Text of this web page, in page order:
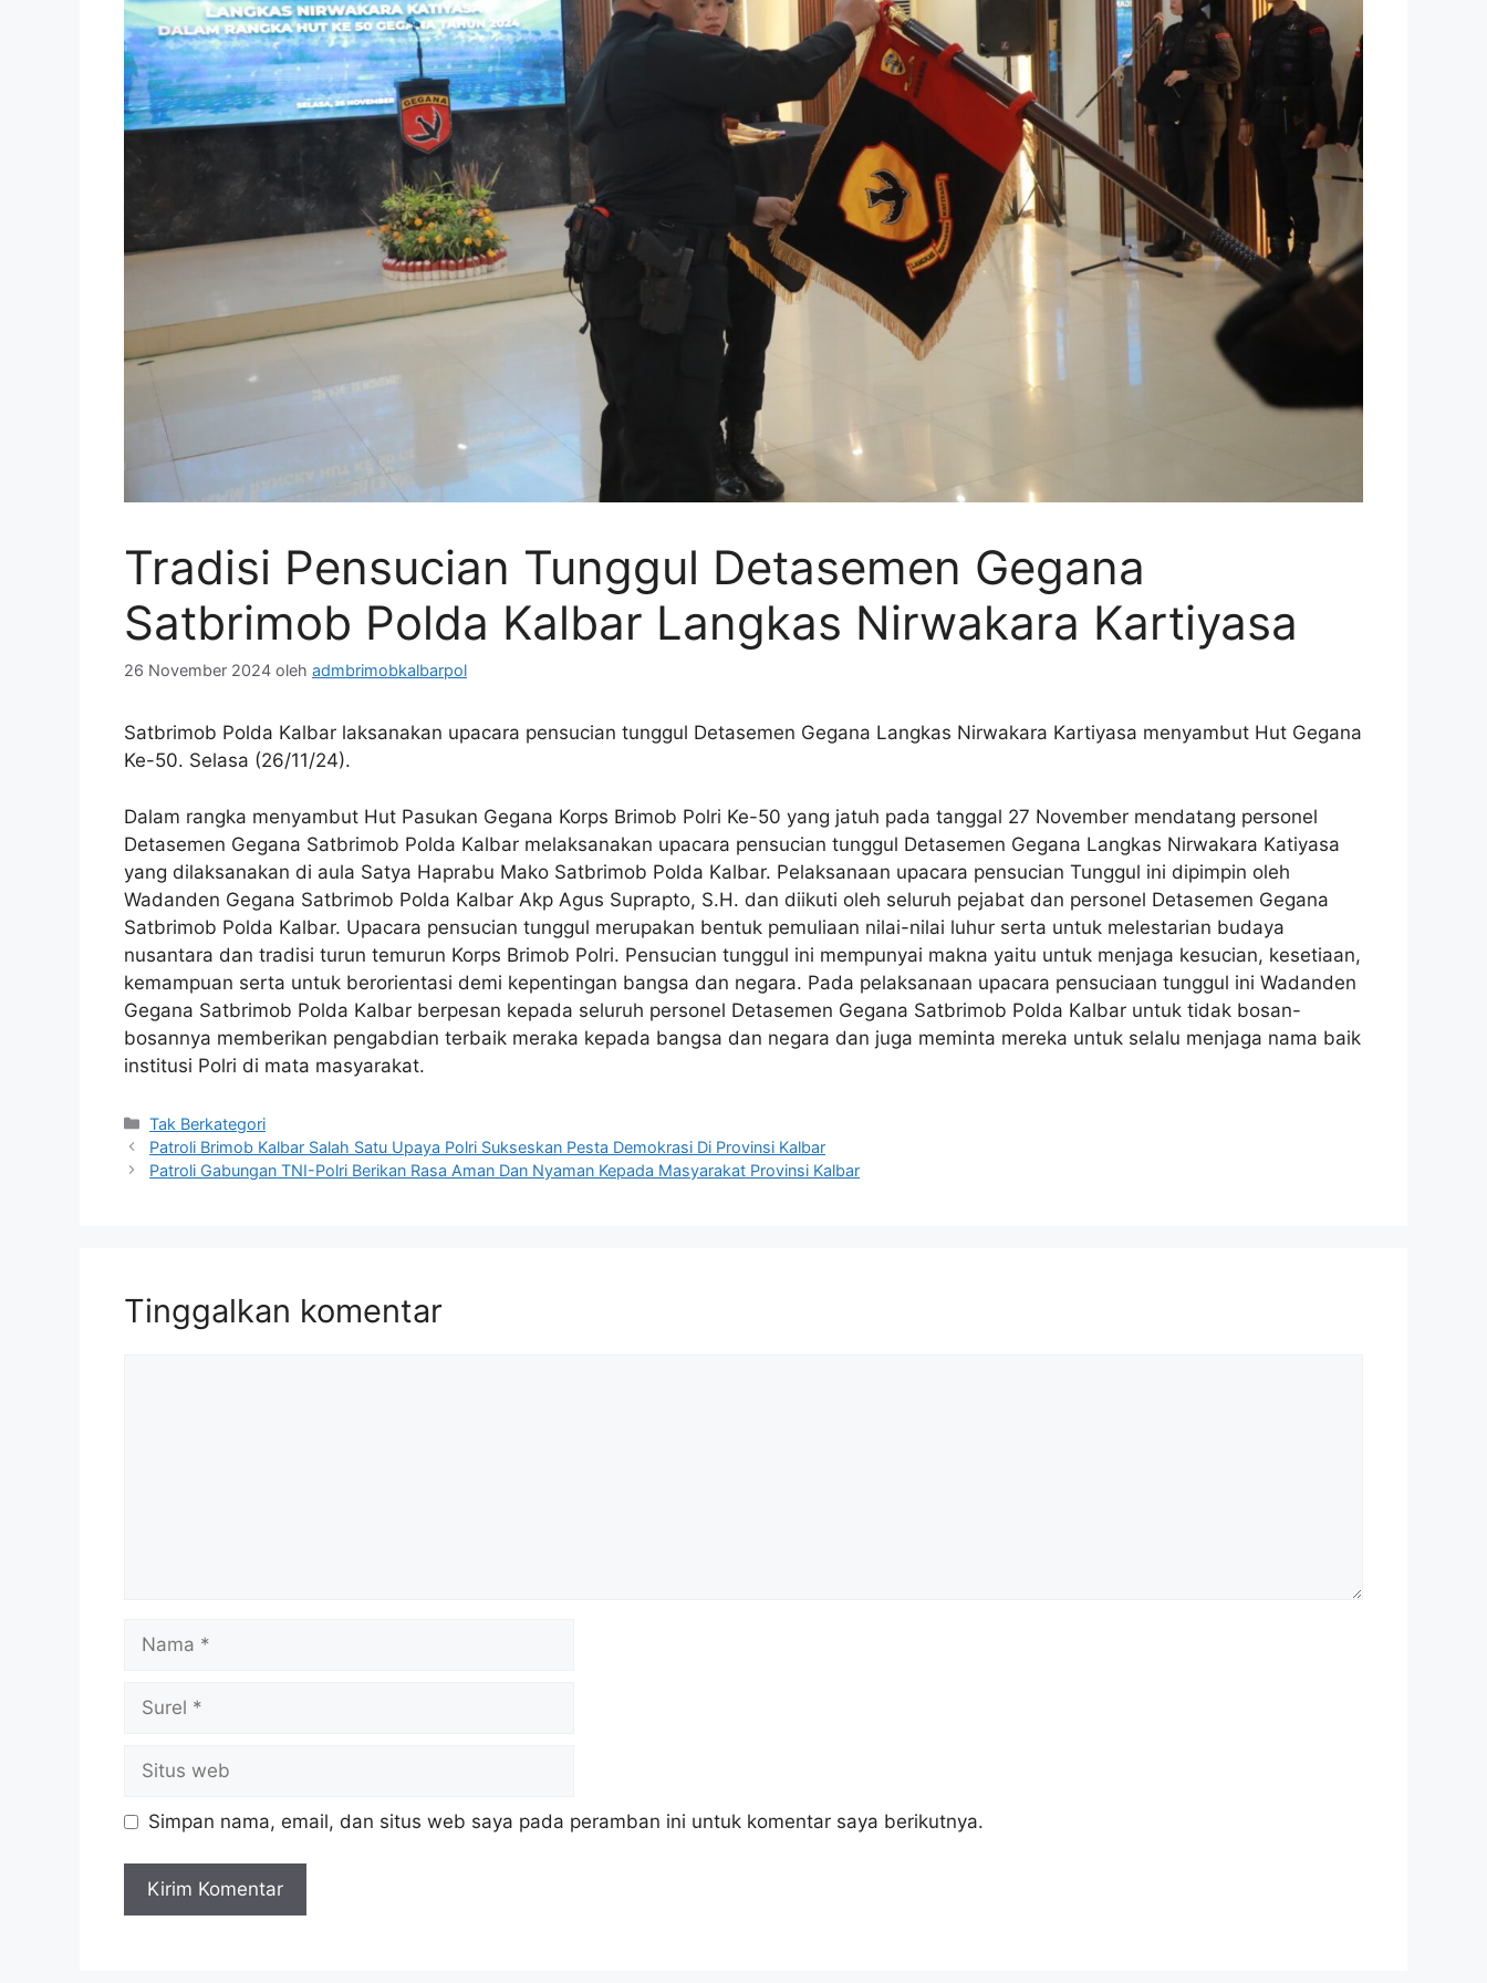
Tradisi Pensucian Tunggul Detasemen Gegana
Satbrimob Polda Kalbar Langkas Nirwakara Kartiyasa
26 November 2024 oleh admbrimobkalbarpol
Satbrimob Polda Kalbar laksanakan upacara pensucian tunggul Detasemen Gegana Langkas Nirwakara Kartiyasa menyambut Hut Gegana
Ke-50. Selasa (26/11/24).
Dalam rangka menyambut Hut Pasukan Gegana Korps Brimob Polri Ke-50 yang jatuh pada tanggal 27 November mendatang personel
Detasemen Gegana Satbrimob Polda Kalbar melaksanakan upacara pensucian tunggul Detasemen Gegana Langkas Nirwakara Katiyasa
yang dilaksanakan di aula Satya Haprabu Mako Satbrimob Polda Kalbar. Pelaksanaan upacara pensucian Tunggul ini dipimpin oleh
Wadanden Gegana Satbrimob Polda Kalbar Akp Agus Suprapto, S.H. dan diikuti oleh seluruh pejabat dan personel Detasemen Gegana
Satbrimob Polda Kalbar. Upacara pensucian tunggul merupakan bentuk pemuliaan nilai-nilai luhur serta untuk melestarian budaya
nusantara dan tradisi turun temurun Korps Brimob Polri. Pensucian tunggul ini mempunyai makna yaitu untuk menjaga kesucian, kesetiaan,
kemampuan serta untuk berorientasi demi kepentingan bangsa dan negara. Pada pelaksanaan upacara pensuciaan tunggul ini Wadanden
Gegana Satbrimob Polda Kalbar berpesan kepada seluruh personel Detasemen Gegana Satbrimob Polda Kalbar untuk tidak bosan-
bosannya memberikan pengabdian terbaik meraka kepada bangsa dan negara dan juga meminta mereka untuk selalu menjaga nama baik
institusi Polri di mata masyarakat.
Kategori
Tak Berkategori
Patroli Brimob Kalbar Salah Satu Upaya Polri Sukseskan Pesta Demokrasi Di Provinsi Kalbar
Patroli Gabungan TNI-Polri Berikan Rasa Aman Dan Nyaman Kepada Masyarakat Provinsi Kalbar
Tinggalkan komentar
web
Simpan nama, email, dan situs web saya pada peramban ini untuk komentar saya berikutnya.